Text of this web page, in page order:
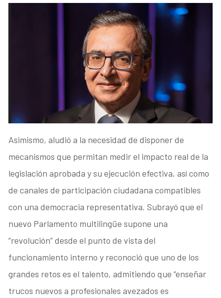
Asimismo, aludió a la necesidad de disponer de
mecanismos que permitan medir el impacto real de la
legislación aprobada y su ejecución efectiva, así como
de canales de participación ciudadana compatibles
con una democracia representativa. Subrayó que el
nuevo Parlamento multilingüe supone una
“revolución” desde el punto de vista del
funcionamiento interno y reconoció que uno de los
grandes retos es el talento, admitiendo que “enseñar
trucos nuevos a profesionales avezados es